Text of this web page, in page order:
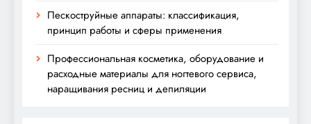
Пескоструйные аппараты: классификация,
принцип работы и сферы применения
Профессиональная косметика, оборудование и
расходные материалы для ногтевого сервиса,
наращивания ресниц и депиляции